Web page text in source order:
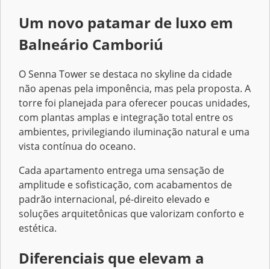
Um novo patamar de luxo em
Balneário Camboriú
O Senna Tower se destaca no skyline da cidade
não apenas pela imponência, mas pela proposta. A
torre foi planejada para oferecer poucas unidades,
com plantas amplas e integração total entre os
ambientes, privilegiando iluminação natural e uma
vista contínua do oceano.
Cada apartamento entrega uma sensação de
amplitude e sofisticação, com acabamentos de
padrão internacional, pé-direito elevado e
soluções arquitetônicas que valorizam conforto e
estética.
Diferenciais que elevam a